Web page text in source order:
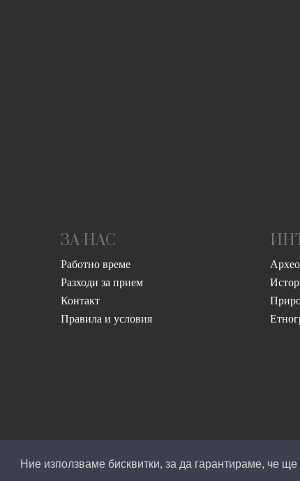
Ние използваме бисквитки, за да гарантираме, че
ЗА НАС
Работно време
Разходи за прием
Контакт
Правила и условия